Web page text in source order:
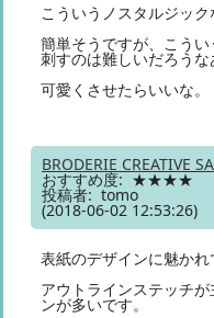
こういうノスタルジック
簡単そうですが、こう
刺すのは難しいだろうな
可愛くさせたらいいな。
BRODERIE CREATIVE
おすすめ度: ★★★★
投稿者: tomo
(2018-06-02 12:53:26)
表紙のデザインに魅かれ
アウトラインステッチ
ンが多いです。